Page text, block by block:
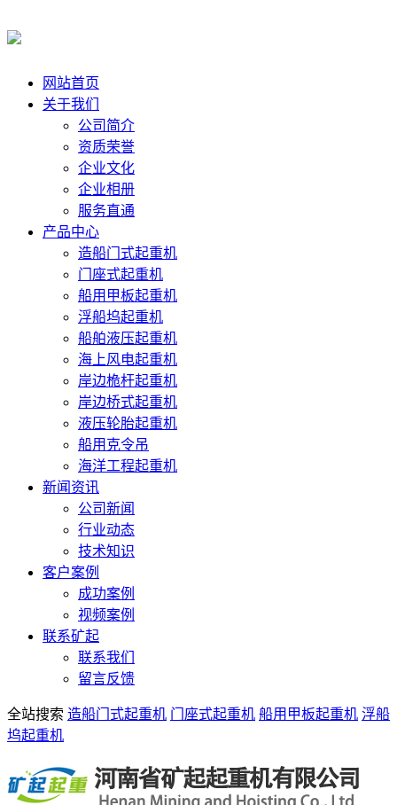
网站首页
关于我们
公司简介
资质荣誉
企业文化
企业相册
服务直通
产品中心
造船门式起重机
门座式起重机
船用甲板起重机
浮船坞起重机
船舶液压起重机
海上风电起重机
岸边桅杆起重机
岸边桥式起重机
液压轮胎起重机
船用克令吊
海洋工程起重机
新闻资讯
公司新闻
行业动态
技术知识
客户案例
成功案例
视频案例
联系矿起
联系我们
留言反馈
全站搜索 造船门式起重机 门座式起重机 船用甲板起重机 浮船
坞起重机